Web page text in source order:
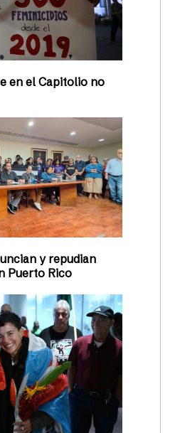
en el Capitolio no
y repudian
Puerto Rico